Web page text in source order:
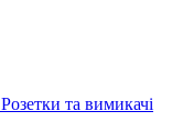
Розетки та вимикачі